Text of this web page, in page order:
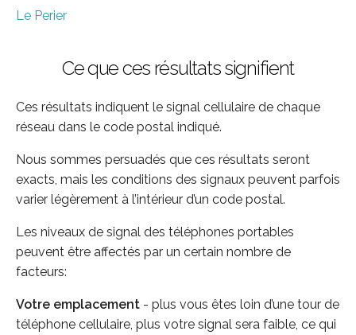
Le Perier
Ce que ces résultats signifient
Ces résultats indiquent le signal cellulaire de chaque
réseau dans le code postal indiqué.
Nous sommes persuadés que ces résultats seront
exacts, mais les conditions des signaux peuvent parfois
varier légèrement à l’intérieur d’un code postal.
Les niveaux de signal des téléphones portables
peuvent être affectés par un certain nombre de
facteurs:
Votre emplacement - plus vous êtes loin d’une tour de
téléphone cellulaire, plus votre signal sera faible, ce qui